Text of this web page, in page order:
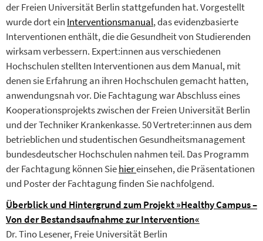
der Freien Universität Berlin stattgefunden hat. Vorgestellt
wurde dort ein Interventionsmanual, das evidenzbasierte
Interventionen enthält, die die Gesundheit von Studierenden
wirksam verbessern. Expert:innen aus verschiedenen
Hochschulen stellten Interventionen aus dem Manual, mit
denen sie Erfahrung an ihren Hochschulen gemacht hatten,
anwendungsnah vor. Die Fachtagung war Abschluss eines
Kooperationsprojekts zwischen der Freien Universität Berlin
und der Techniker Krankenkasse. 50 Vertreter:innen aus dem
betrieblichen und studentischen Gesundheitsmanagement
bundesdeutscher Hochschulen nahmen teil. Das Programm
der Fachtagung können Siehiereinsehen, die Präsentationen
und Poster der Fachtagung finden Sie nachfolgend.
Überblick und Hintergrund zum Projekt »Healthy Campus –
Von der Bestandsaufnahme zur Intervention«
Dr. Tino Lesener, Freie Universität Berlin